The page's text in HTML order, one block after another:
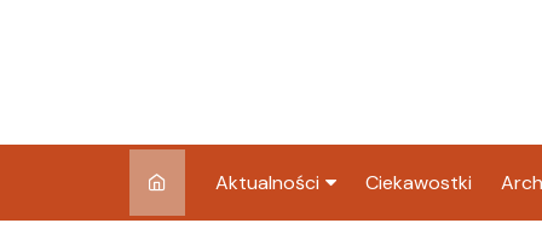
Aktualności Ciekawostki